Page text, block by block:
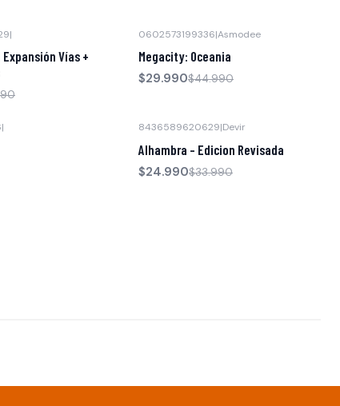
|
Vías +
0602573199336|Asmodee
Megacity: Oceania
$29.990$44.990
| 8436589620629|Devir
Alhambra - Edicion Revisada
$24.990$33.990